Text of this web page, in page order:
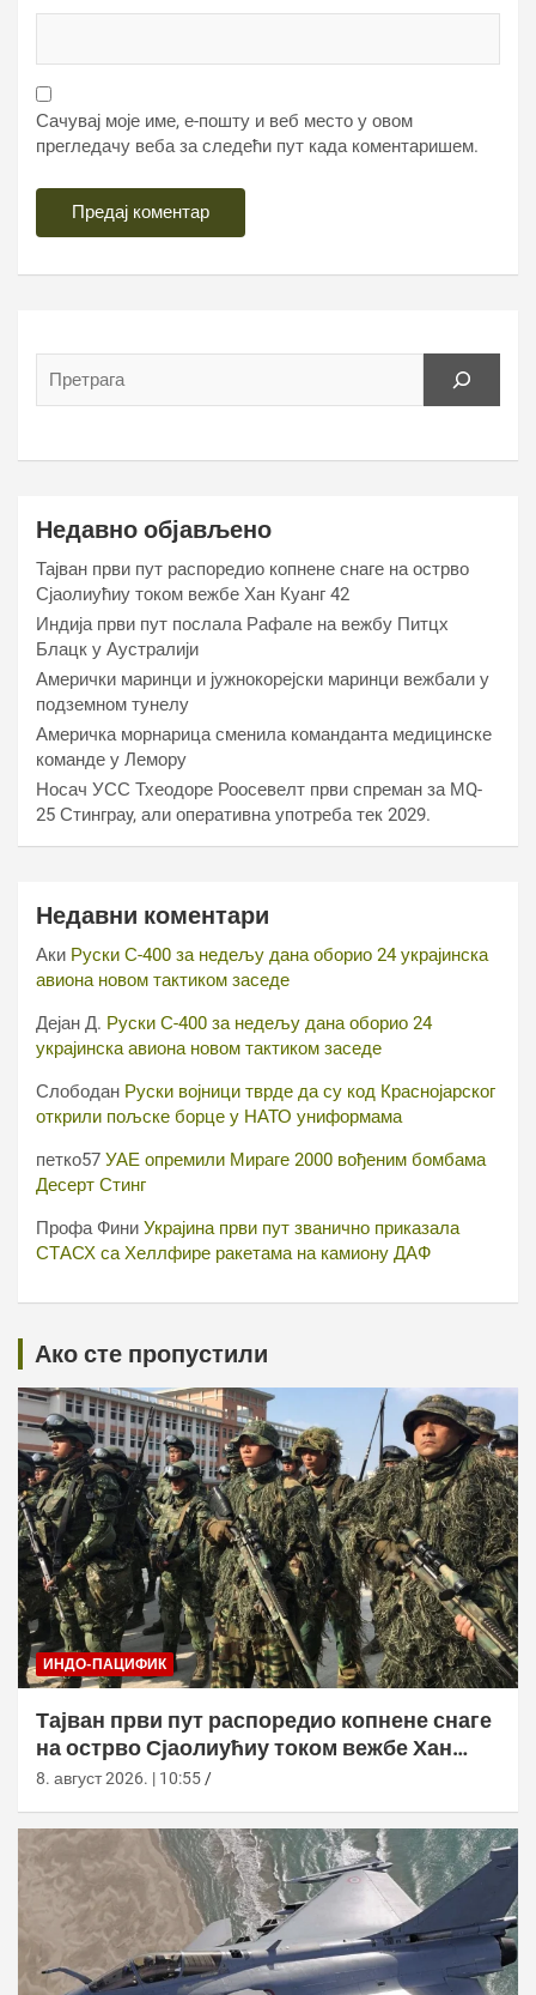
Сачувај моје име, е-пошту и веб место у овом
прегледачу веба за следећи пут када коментаришем.
Недавно објављено
Тајван први пут распоредио копнене снаге на острво
Сјаолиућиу током вежбе Хан Куанг 42
Индија први пут послала Рафале на вежбу Питцх
Блацк у Аустралији
Амерички маринци и јужнокорејски маринци вежбали у
подземном тунелу
Америчка морнарица сменила команданта медицинске
команде у Лемору
Носач УСС Тхеодоре Роосевелт први спреман за МQ-
25 Стинграy, али оперативна употреба тек 2029.
Недавни коментари
Аки Руски С-400 за недељу дана оборио 24 украјинска
авиона новом тактиком заседе
Дејан Д. Руски С-400 за недељу дана оборио 24
украјинска авиона новом тактиком заседе
Слободан Руски војници тврде да су код Краснојарског
открили пољске борце у НАТО униформама
петко57 УАЕ опремили Мираге 2000 вођеним бомбама
Десерт Стинг
Профа Фини Украјина први пут званично приказала
СТАСХ са Хеллфире ракетама на камиону ДАФ
Ако сте пропустили
ИНДО-ПАЦИФИК
Тајван први пут распоредио копнене снаге
на острво Сјаолиућиу током вежбе Хан
Куанг 42
8. август 2026. | 10:55